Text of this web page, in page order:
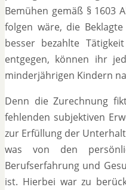
Bemühen gemäß § 1603
folgen wäre, die
besser bezahlte
entgegen, können ihr
minderjährigen Kindern
Denn die Zurechnung
fehlenden subjektiven
zur Erfüllung der
was von den
Berufserfahrung und
ist. Hierbei war zu